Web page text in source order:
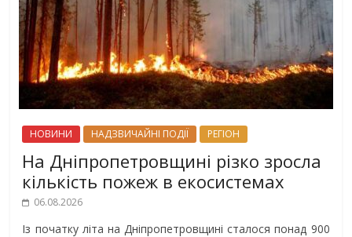
НОВИНИ НАДЗВИЧАЙНІ ПОДІЇ РЕГІОН
На Дніпропетровщині різко зросла
кількість пожеж в екосистемах
06.08.2026
Із початку літа на Дніпропетровщині сталося понад 900